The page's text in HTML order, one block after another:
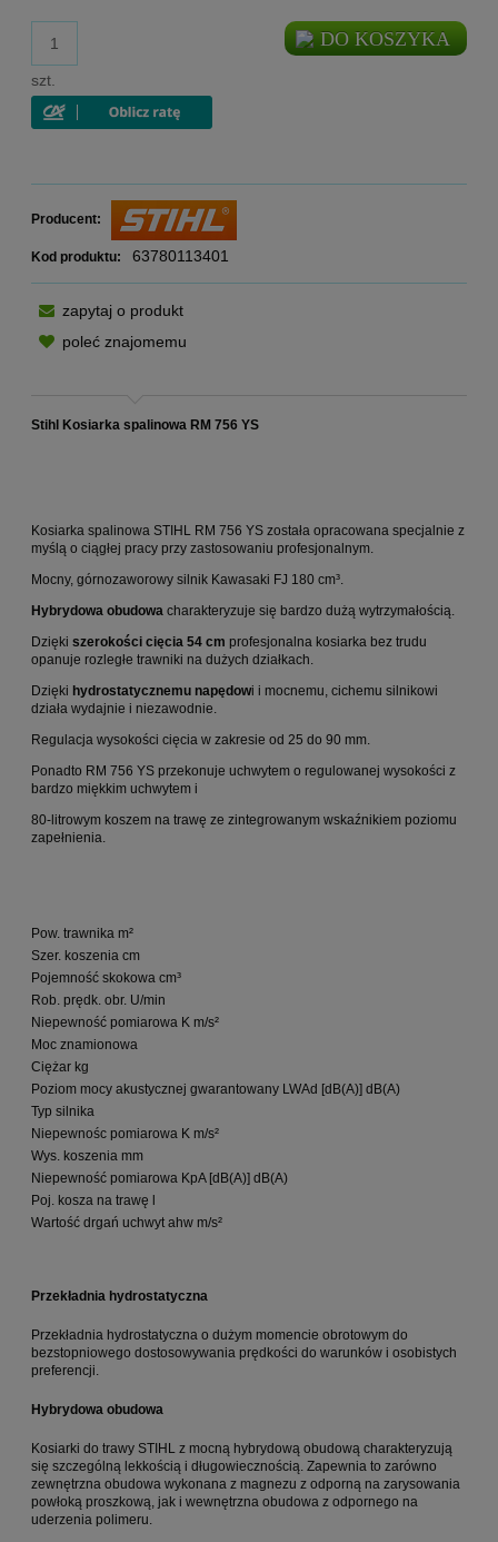
szt.
DO KOSZYKA
Producent:
Kod produktu: 63780113401
zapytaj o produkt
poleć znajomemu
Stihl Kosiarka spalinowa RM 756 YS
Kosiarka spalinowa STIHL RM 756 YS została opracowana specjalnie z
myślą o ciągłej pracy przy zastosowaniu profesjonalnym.
Mocny, górnozaworowy silnik Kawasaki FJ 180 cm³.
Hybrydowa obudowa charakteryzuje się bardzo dużą wytrzymałością.
Dzięki szerokości cięcia 54 cm profesjonalna kosiarka bez trudu
opanuje rozległe trawniki na dużych działkach.
Dzięki hydrostatycznemu napędowi i mocnemu, cichemu silnikowi
działa wydajnie i niezawodnie.
Regulacja wysokości cięcia w zakresie od 25 do 90 mm.
Ponadto RM 756 YS przekonuje uchwytem o regulowanej wysokości z
bardzo miękkim uchwytem i
80-litrowym koszem na trawę ze zintegrowanym wskaźnikiem poziomu
zapełnienia.
Pow. trawnika m²
Szer. koszenia cm
Pojemność skokowa cm³
Rob. prędk. obr. U/min
Niepewność pomiarowa K m/s²
Moc znamionowa
Ciężar kg
Poziom mocy akustycznej gwarantowany LWAd [dB(A)] dB(A)
Typ silnika
Niepewnośc pomiarowa K m/s²
Wys. koszenia mm
Niepewność pomiarowa KpA [dB(A)] dB(A)
Poj. kosza na trawę l
Wartość drgań uchwyt ahw m/s²
Przekładnia hydrostatyczna
Przekładnia hydrostatyczna o dużym momencie obrotowym do
bezstopniowego dostosowywania prędkości do warunków i osobistych
preferencji.
Hybrydowa obudowa
Kosiarki do trawy STIHL z mocną hybrydową obudową charakteryzują
się szczególną lekkością i długowiecznością. Zapewnia to zarówno
zewnętrzna obudowa wykonana z magnezu z odporną na zarysowania
powłoką proszkową, jak i wewnętrzna obudowa z odpornego na
uderzenia polimeru.